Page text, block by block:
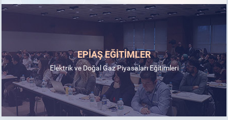
EPİAŞ EĞİTİMLER
Elektrik ve Doğal Gaz Piyasaları Eğitimleri